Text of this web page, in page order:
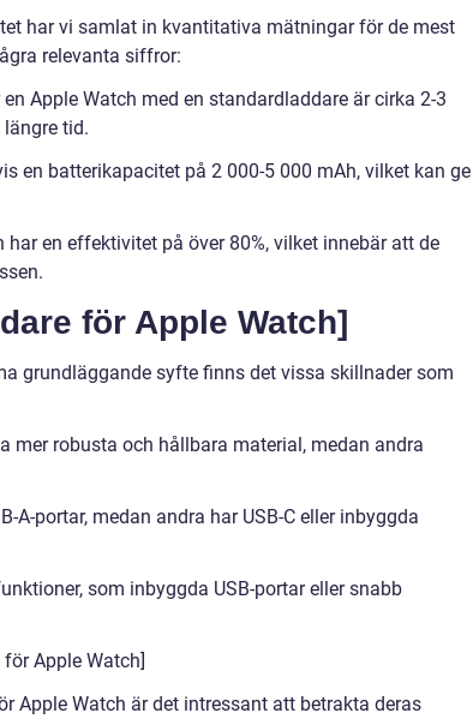
har vi samlat in kvantitativa mätningar för de mest
relevanta siffror:
Apple Watch med en standardladdare är cirka 2-3
tid.
en batterikapacitet på 2 000-5 000 mAh, vilket kan ge
en effektivitet på över 80%, vilket innebär att de
för Apple Watch]
grundläggande syfte finns det vissa skillnader som
mer robusta och hållbara material, medan andra
A-portar, medan andra har USB-C eller inbyggda
som inbyggda USB-portar eller snabb
Apple Watch]
Apple Watch är det intressant att betrakta deras